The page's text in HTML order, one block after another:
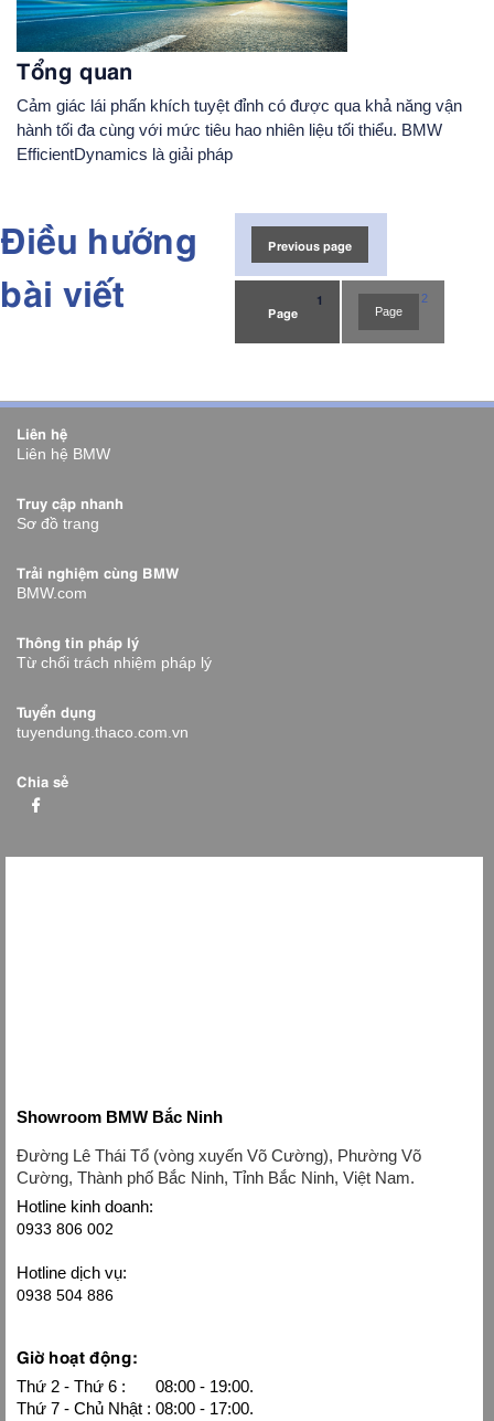
Tổng quan
Cảm giác lái phấn khích tuyệt đỉnh có được qua khả năng vận
hành tối đa cùng với mức tiêu hao nhiên liệu tối thiểu. BMW
EfficientDynamics là giải pháp
Điều hướng
bài viết
Previous page
Page
1
Page
2
Liên hệ
Liên hệ BMW
Truy cập nhanh
Sơ đồ trang
Trải nghiệm cùng BMW
BMW.com
Thông tin pháp lý
Từ chối trách nhiệm pháp lý
Tuyển dụng
tuyendung.thaco.com.vn
Chia sẻ
Showroom BMW Bắc Ninh
Đường Lê Thái Tổ (vòng xuyến Võ Cường), Phường Võ
Cường, Thành phố Bắc Ninh, Tỉnh Bắc Ninh, Việt Nam.
Hotline kinh doanh:
0933 806 002
Hotline dịch vụ:
0938 504 886
Giờ hoạt động:
Thứ 2 - Thứ 6 :
08:00 - 19:00.
Thứ 7 - Chủ Nhật : 08:00 - 17:00.